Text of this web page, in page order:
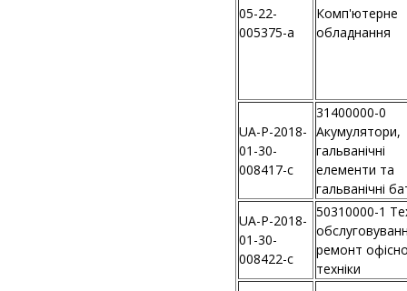
05-22-
005375-a
Комп'ютерне
обладнання
UA-P-2018-
01-30-
008417-c
31400000-0
Акумулятори,
гальванічні
елементи та
гальванічні
UA-P-2018-
01-30-
008422-c
50310000-1
ремонт
техніки